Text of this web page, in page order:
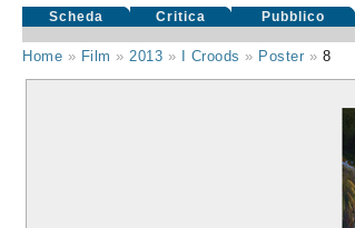
Scheda Critica Pubblico
Home » Film » 2013 » I Croods » Poster » 8